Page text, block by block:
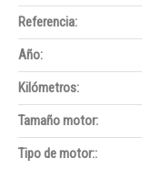
Referencia:
Año:
Kilómetros:
Tamaño motor:
Tipo de motor::